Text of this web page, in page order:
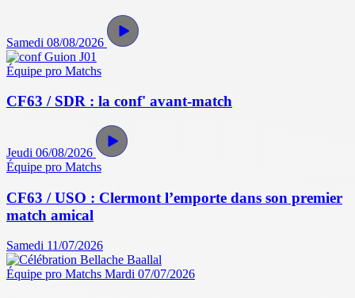
Samedi 08/08/2026
Équipe pro Matchs
CF63 / SDR : la conf' avant-match
Jeudi 06/08/2026
Équipe pro Matchs
CF63 / USO : Clermont l’emporte dans son premier
match amical
Samedi 11/07/2026
Équipe pro Matchs Mardi 07/07/2026